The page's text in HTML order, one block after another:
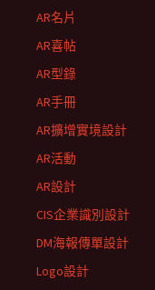
AR名片
AR喜帖
AR型錄
AR手冊
AR擴增實境設計
AR活動
AR設計
CIS企業識別設計
DM海報傳單設計
Logo設計